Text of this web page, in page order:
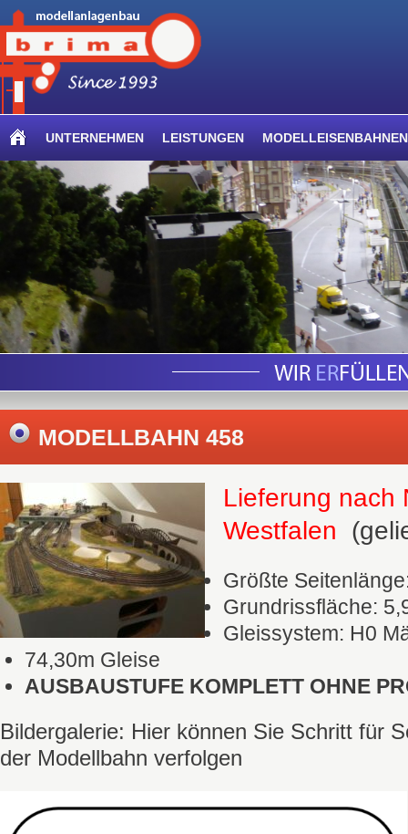
UNTERNEHMEN LEISTUNGEN MODELLEISENBAHNEN
MODELLBAHN 458
Lieferung nach
Westfalen
Größte
Grundrissfläche:
Gleissystem: H0
74,30m Gleise
AUSBAUSTUFE KOMPLETT OHNE
Bildergalerie: Hier können Sie Schritt für
der Modellbahn verfolgen